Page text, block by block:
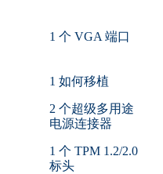
1 个 VGA 端口
1 如何移植
2 个超级多用途
电源连接器
1 个 TPM 1.2/2.0
标头